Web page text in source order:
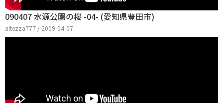
090407 水源公園の桜 -04- (愛知県豊田市)
altezza777 / 2009-04-07